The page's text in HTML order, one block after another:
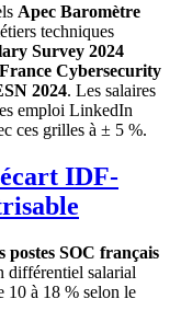
Apec Baromètre
techniques
Survey 2024
Cybersecurity
2024. Les salaires
emploi LinkedIn
ces grilles à ± 5 %.
IDF-
postes SOC français
différentiel salarial
10 à 18 % selon le